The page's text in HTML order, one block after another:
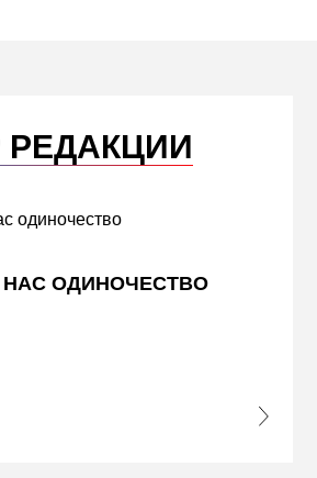
НАС ОДИНОЧЕСТВО
Next